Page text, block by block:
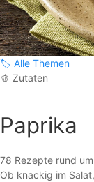
🏷️ Alle Themen
🫑 Zutaten
Paprika
78 Rezepte rund
Ob knackig im